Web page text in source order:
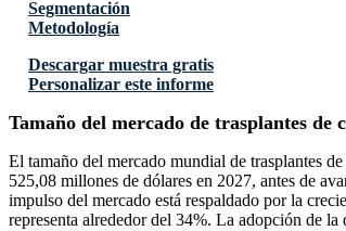
Segmentación
Metodología
Descargar muestra gratis
Personalizar este informe
Tamaño del mercado de trasplantes de
El tamaño del mercado mundial de trasplantes
525,08 millones de dólares en 2027, antes de
impulso del mercado está respaldado por la
representa alrededor del 34%. La adopción de